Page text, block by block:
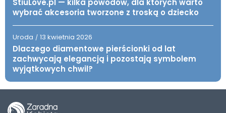
StiuLove.pl — kilka powodów, dla których warto
wybrać akcesoria tworzone z troską o dziecko
Uroda / 13 kwietnia 2026
Dlaczego diamentowe pierścionki od lat
zachwycają elegancją i pozostają symbolem
wyjątkowych chwil?